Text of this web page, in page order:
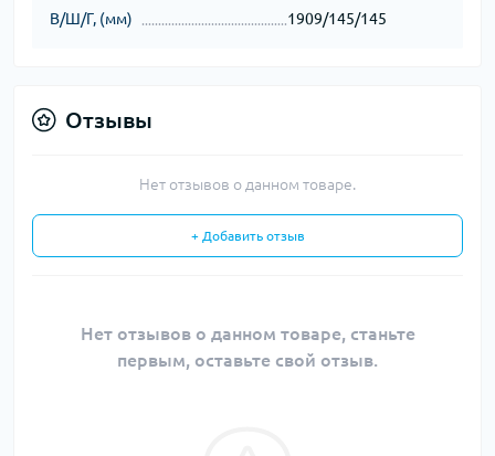
В/Ш/Г, (мм) 1909/145/145
Отзывы
Нет отзывов о данном товаре.
+ Добавить отзыв
Нет отзывов о данном товаре, станьте
первым, оставьте свой отзыв.